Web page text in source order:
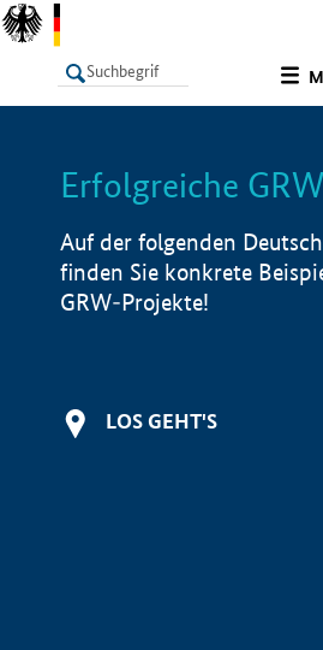
LISTE
Erfolgreiche
Auf der folgenden
finden Sie konkrete
GRW-Projekte!
LOS GEHT'S